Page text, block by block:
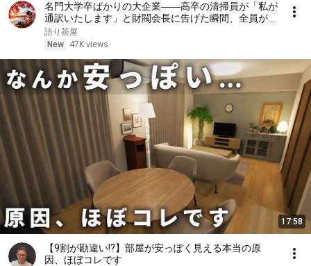
名門大学卒ばかりの大企業――高卒の清掃員が「私が
通訳いたします」と財閥会長に告げた瞬間、全員が嘲
笑した。しかし5分後、その場は静まり返った。#動
エピソード#老後の物語 #家族の物語
語り茶屋
New
47K views
17:58
【9割が勘違い!?】部屋が安っぽく見える本当の原
因、ほぼコレです